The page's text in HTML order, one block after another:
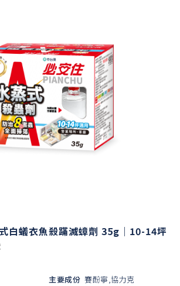
白蟻衣魚殺蹣滅蟑劑 35g｜10-14坪
主要成份 賽酚寧,協力克